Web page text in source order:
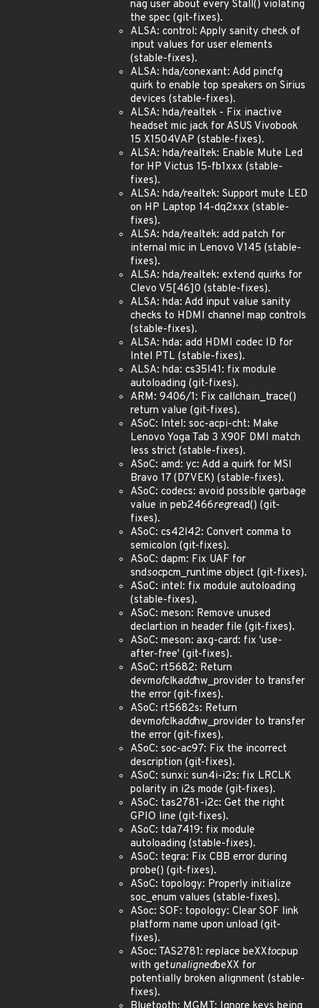
nag user about every Stall() violating
the spec (git-fixes).
ALSA: control: Apply sanity check of
input values for user elements
(stable-fixes).
ALSA: hda/conexant: Add pincfg
quirk to enable top speakers on Sirius
devices (stable-fixes).
ALSA: hda/realtek - Fix inactive
headset mic jack for ASUS Vivobook
15 X1504VAP (stable-fixes).
ALSA: hda/realtek: Enable Mute Led
for HP Victus 15-fb1xxx (stable-
fixes).
ALSA: hda/realtek: Support mute LED
on HP Laptop 14-dq2xxx (stable-
fixes).
ALSA: hda/realtek: add patch for
internal mic in Lenovo V145 (stable-
fixes).
ALSA: hda/realtek: extend quirks for
Clevo V5[46]0 (stable-fixes).
ALSA: hda: Add input value sanity
checks to HDMI channel map controls
(stable-fixes).
ALSA: hda: add HDMI codec ID for
Intel PTL (stable-fixes).
ALSA: hda: cs35l41: fix module
autoloading (git-fixes).
ARM: 9406/1: Fix callchain_trace()
return value (git-fixes).
ASoC: Intel: soc-acpi-cht: Make
Lenovo Yoga Tab 3 X90F DMI match
less strict (stable-fixes).
ASoC: amd: yc: Add a quirk for MSI
Bravo 17 (D7VEK) (stable-fixes).
ASoC: codecs: avoid possible garbage
value in peb2466regread() (git-
fixes).
ASoC: cs42l42: Convert comma to
semicolon (git-fixes).
ASoC: dapm: Fix UAF for
sndsocpcm_runtime object (git-fixes).
ASoC: intel: fix module autoloading
(stable-fixes).
ASoC: meson: Remove unused
declartion in header file (git-fixes).
ASoC: meson: axg-card: fix 'use-
after-free' (git-fixes).
ASoC: rt5682: Return
devmofclkaddhw_provider to transfer
the error (git-fixes).
ASoC: rt5682s: Return
devmofclkaddhw_provider to transfer
the error (git-fixes).
ASoC: soc-ac97: Fix the incorrect
description (git-fixes).
ASoC: sunxi: sun4i-i2s: fix LRCLK
polarity in i2s mode (git-fixes).
ASoC: tas2781-i2c: Get the right
GPIO line (git-fixes).
ASoC: tda7419: fix module
autoloading (stable-fixes).
ASoC: tegra: Fix CBB error during
probe() (git-fixes).
ASoC: topology: Properly initialize
soc_enum values (stable-fixes).
ASoc: SOF: topology: Clear SOF link
platform name upon unload (git-
fixes).
ASoc: TAS2781: replace beXXtocpup
with getunalignedbeXX for
potentially broken alignment (stable-
fixes).